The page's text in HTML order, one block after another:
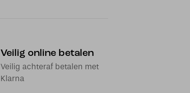
Veilig online betalen
Veilig achteraf betalen met
Klarna